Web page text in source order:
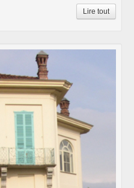
Lire tout